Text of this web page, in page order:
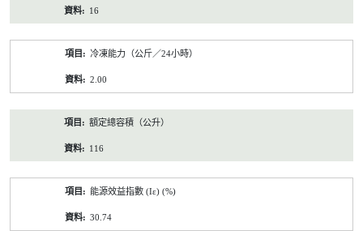
16
冷凍能力（公斤／24小時）
2.00
額定總容積（公升）
116
能源效益指數 (Iε) (%)
30.74